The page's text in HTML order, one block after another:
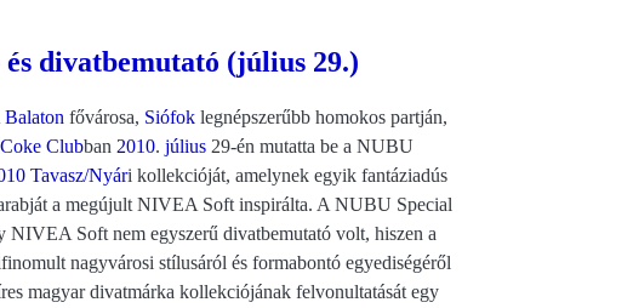
divatbemutató (július 29.)
Balaton fővárosa, Siófok legnépszerűbb homokos partján,
Coke Clubban 2010. július 29-én mutatta be a NUBU
Tavasz/Nyári kollekcióját, amelynek egyik fantáziadús
a megújult NIVEA Soft inspirálta. A NUBU Special
NIVEA Soft nem egyszerű divatbemutató volt, hiszen a
nagyvárosi stílusáról és formabontó egyediségéről
magyar divatmárka kollekciójának felvonultatását egy